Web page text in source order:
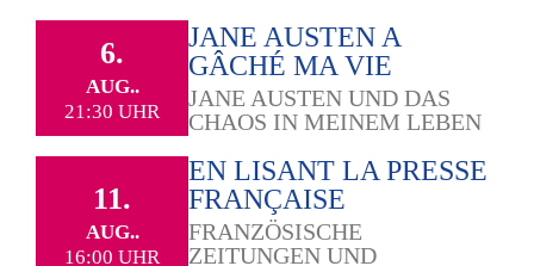
6.
AUG..
21:30 UHR
JANE AUSTEN A
GÂCHÉ MA VIE
JANE AUSTEN UND DAS
CHAOS IN MEINEM LEBEN
11.
AUG..
16:00 UHR
EN LISANT LA PRESSE
FRANÇAISE
FRANZÖSISCHE
ZEITUNGEN UND